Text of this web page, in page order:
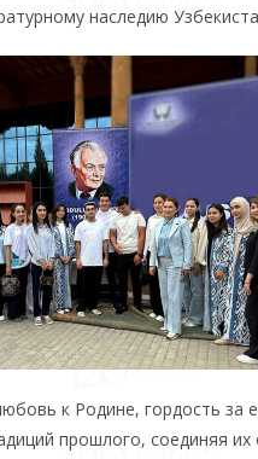
наследию
к Родине, гордость за
прошлого, соединяя